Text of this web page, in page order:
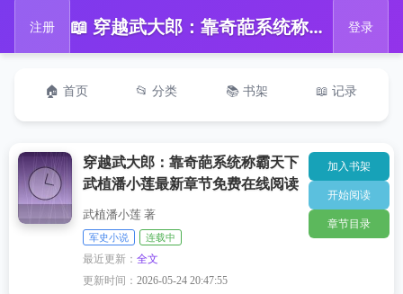
注册 📖 穿越武大郎：靠奇葩系统称霸天下武植潘小莲最新章节免费在线阅读 登录
🏠 首页 📂 分类 📚 书架 📖 记录
穿越武大郎：靠奇葩系统称霸天下
武植潘小莲最新章节免费在线阅读
武植潘小莲 著
军史小说 连载中
最近更新：全文
更新时间：2026-05-24 20:47:55
加入书架
开始阅读
章节目录